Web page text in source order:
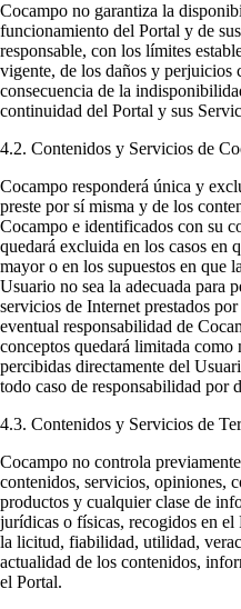
Cocampo no garantiza la
funcionamiento del Portal y de
responsable, con los límites
vigente, de los daños y perjuicios
consecuencia de la
continuidad del Portal y sus
4.2. Contenidos y Servicios de
Cocampo responderá única y
preste por sí misma y de los
Cocampo e identificados con su
quedará excluida en los casos en
mayor o en los supuestos en que
Usuario no sea la adecuada para
servicios de Internet prestados
eventual responsabilidad de
conceptos quedará limitada
percibidas directamente del
todo caso de responsabilidad por
4.3. Contenidos y Servicios de
Cocampo no controla
contenidos, servicios, opiniones,
productos y cualquier clase de
jurídicas o físicas, recogidos en
la licitud, fiabilidad, utilidad,
actualidad de los contenidos,
el Portal.